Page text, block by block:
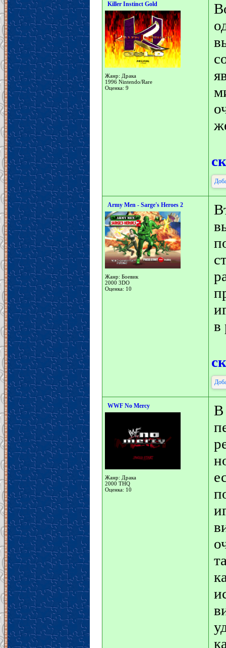
Killer Instinct Gold
Жанр: Драка
1996 Nintendo/Rare
Оценка: 9
Army Men - Sarge's Heroes 2
Жанр: Боевик
2000 3DO
Оценка: 10
в
WWF No Mercy
Жанр: Драка
2000 THQ
Оценка: 10